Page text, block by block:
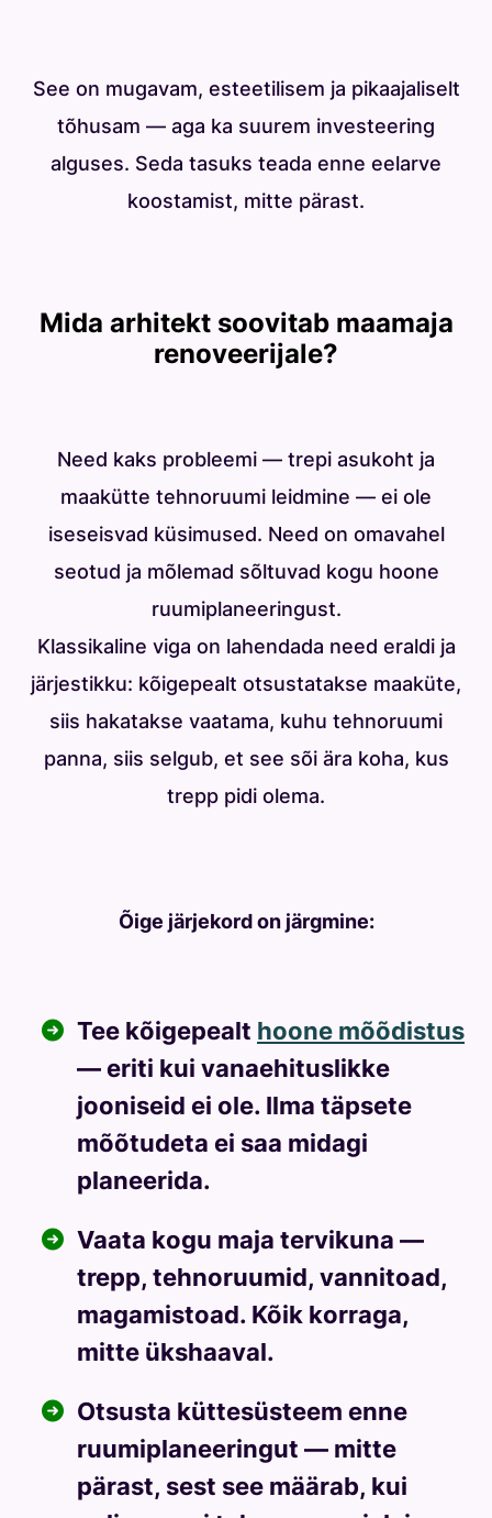
See on mugavam, esteetilisem ja pikaajaliselt
tõhusam — aga ka suurem investeering
alguses. Seda tasuks teada enne eelarve
koostamist, mitte pärast.
Mida arhitekt soovitab maamaja
renoveerijale?
Need kaks probleemi — trepi asukoht ja
maakütte tehnoruumi leidmine — ei ole
iseseisvad küsimused. Need on omavahel
seotud ja mõlemad sõltuvad kogu hoone
ruumiplaneeringust.
Klassikaline viga on lahendada need eraldi ja
järjestikku: kõigepealt otsustatakse maaküte,
siis hakatakse vaatama, kuhu tehnoruumi
panna, siis selgub, et see sõi ära koha, kus
trepp pidi olema.
Õige järjekord on järgmine:
Tee kõigepealt hoone mõõdistus
— eriti kui vanaehituslikke
jooniseid ei ole. Ilma täpsete
mõõtudeta ei saa midagi
planeerida.
Vaata kogu maja tervikuna —
trepp, tehnoruumid, vannitoad,
magamistoad. Kõik korraga,
mitte ükshaaval.
Otsusta küttesüsteem enne
ruumiplaneeringut — mitte
pärast, sest see määrab, kui